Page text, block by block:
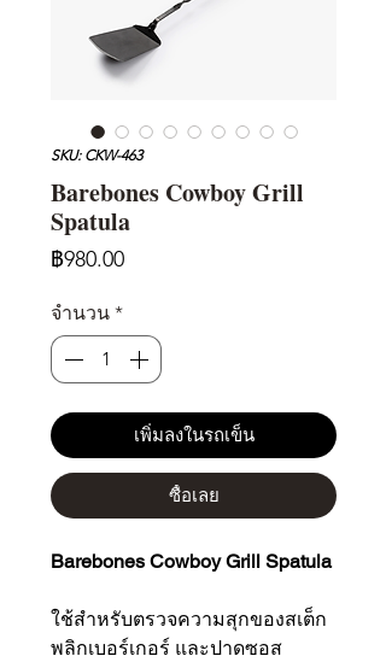
SKU: CKW-463
Barebones Cowboy Grill
Spatula
฿980.00ราคา
จำนวน *
เพิ่มลงในรถเข็น
ซื้อเลย
Barebones Cowboy Grill Spatula
ใช้สำหรับตรวจความสุกของสเต็ก
พลิกเบอร์เกอร์ และปาดซอส